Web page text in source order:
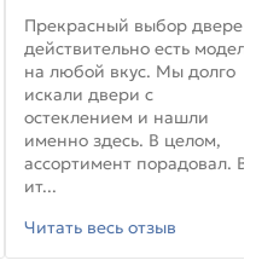
Прекрасный выбор
действительно есть модели
на любой вкус. Мы долго
искали двери с
остеклением и нашли
именно здесь. В целом,
ассортимент порадовал. В
ит...
Читать весь отзыв